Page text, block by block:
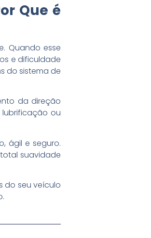
Que é
Quando esse
e dificuldade
do sistema de
da direção
ou
ágil e seguro.
suavidade
do seu veículo